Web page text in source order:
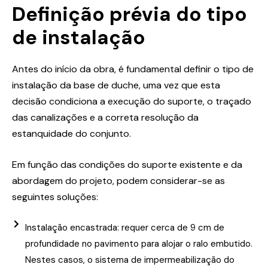
Definição prévia do tipo
de instalação
Antes do início da obra, é fundamental definir o tipo de
instalação da base de duche, uma vez que esta
decisão condiciona a execução do suporte, o traçado
das canalizações e a correta resolução da
estanquidade do conjunto.
Em função das condições do suporte existente e da
abordagem do projeto, podem considerar-se as
seguintes soluções:
Instalação encastrada: requer cerca de 9 cm de
profundidade no pavimento para alojar o ralo embutido.
Nestes casos, o sistema de impermeabilização do